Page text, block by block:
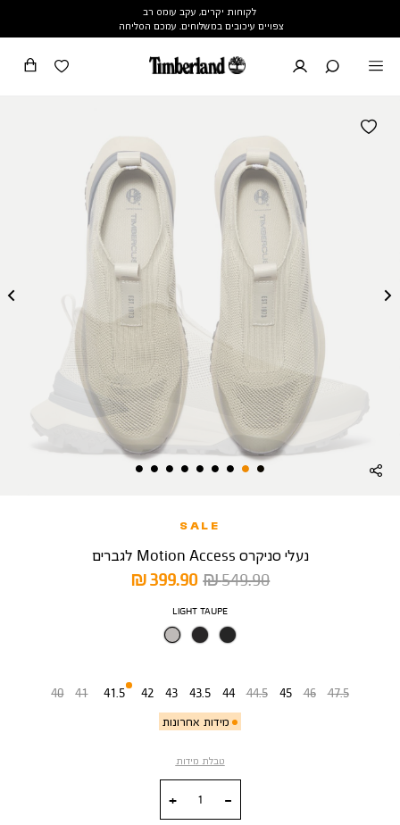
לקוחות יקרים, עקב עומס רב
צפויים עיכובים במשלוחים. עמכם הסליחה
SALE
נעלי סניקרס Motion Access לגברים
מחיר
מוצר
399.90 ₪
מחיר
549.90 ₪
צבע
LIGHT TAUPE
40 41 41.5
מידות אחרונות
42 43 43.5 44 44.5 45 46 47.5
טבלת מידות